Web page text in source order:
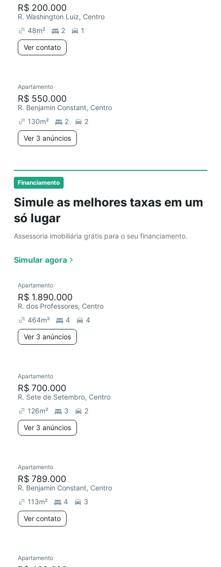
Financiamento
Simule as melhores taxas em um
só lugar
Assessoria imobiliária grátis para o seu financiamento.
Simular agora
R$ 200.000
R. Washington Luiz, Centro
48m² 2
1
Ver contato
Apartamento
R$ 550.000
R. Benjamin Constant, Centro
130m² 2
2
Ver 3 anúncios
Apartamento
R$ 1.890.000
R. dos Professores, Centro
464m² 4
4
Ver 3 anúncios
Apartamento
R$ 700.000
R. Sete de Setembro, Centro
126m² 3
2
Ver 3 anúncios
Apartamento
R$ 789.000
R. Benjamin Constant, Centro
113m² 4
3
Ver contato
Apartamento